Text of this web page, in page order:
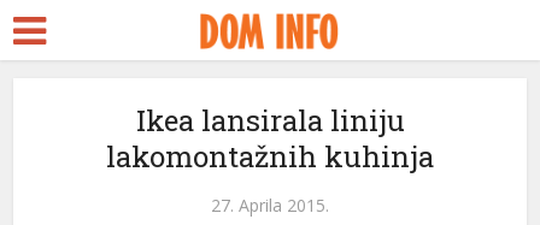
Ikea lansirala liniju
lakomontažnih kuhinja
27. Aprila 2015.